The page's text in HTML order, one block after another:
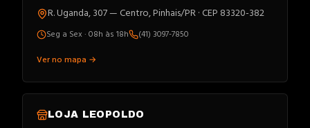
R. Uganda, 307 — Centro, Pinhais/PR · CEP 83320-382
Seg a Sex · 08h às 18h
(41) 3097-7850
Ver no mapa →
LOJA LEOPOLDO